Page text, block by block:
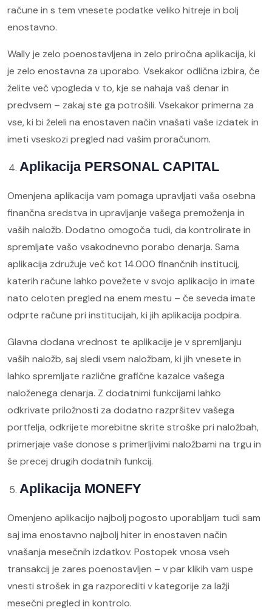
račune in s tem vnesete podatke veliko hitreje in bolj
enostavno.
Wally je zelo poenostavljena in zelo priročna aplikacija, ki
je zelo enostavna za uporabo. Vsekakor odlična izbira, če
želite več vpogleda v to, kje se nahaja vaš denar in
predvsem – zakaj ste ga potrošili. Vsekakor primerna za
vse, ki bi želeli na enostaven način vnašati vaše izdatek in
imeti vseskozi pregled nad vašim proračunom.
Aplikacija PERSONAL CAPITAL
Omenjena aplikacija vam pomaga upravljati vaša osebna
finančna sredstva in upravljanje vašega premoženja in
vaših naložb. Dodatno omogoča tudi, da kontrolirate in
spremljate vašo vsakodnevno porabo denarja. Sama
aplikacija združuje več kot 14.000 finančnih institucij,
katerih račune lahko povežete v svojo aplikacijo in imate
nato celoten pregled na enem mestu – če seveda imate
odprte račune pri institucijah, ki jih aplikacija podpira.
Glavna dodana vrednost te aplikacije je v spremljanju
vaših naložb, saj sledi vsem naložbam, ki jih vnesete in
lahko spremljate različne grafične kazalce vašega
naloženega denarja. Z dodatnimi funkcijami lahko
odkrivate priložnosti za dodatno razpršitev vašega
portfelja, odkrijete morebitne skrite stroške pri naložbah,
primerjaje vaše donose s primerljivimi naložbami na trgu in
še precej drugih dodatnih funkcij.
Aplikacija MONEFY
Omenjeno aplikacijo najbolj pogosto uporabljam tudi sam
saj ima enostavno najbolj hiter in enostaven način
vnašanja mesečnih izdatkov. Postopek vnosa vseh
transakcij je zares poenostavljen – v par klikih vam uspe
vnesti strošek in ga razporediti v kategorije za lažji
mesečni pregled in kontrolo.